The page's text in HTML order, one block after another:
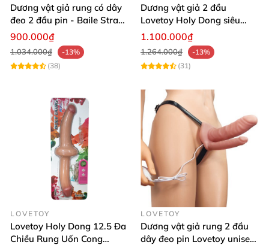
Dương vật giả rung có dây
đeo 2 đầu pin - Baile Strap-
on
900.000₫
1.034.000₫
-13%
(38)
Dương vật giả 2 đầu
Lovetoy Holy Dong siêu
mềm dẻo đa chiều rung kích
thích cực đã
1.100.000₫
1.264.000₫
-13%
(31)
LOVETOY
Lovetoy Holy Dong 12.5 Đa
Chiều Rung Uốn Cong
LOVETOY
Dương vật giả rung 2 đầu
dây đeo pin Lovetoy unisex